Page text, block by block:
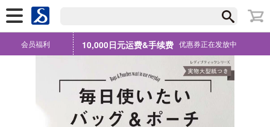
会员福利 10,000日元运费&手续费 优惠券正在发放中